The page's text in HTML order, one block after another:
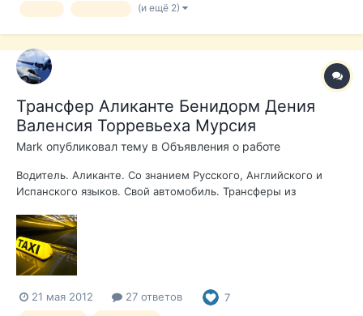
кресла (обязательно нужно указать их необходимость в
(и ещё 2)
Трансфер Аликанте Бенидорм Дения
Валенсия Торревьеха Мурсия
Mark опубликовал тему в Объявления о работе
Водитель. Аликанте. Со знанием Русского, Английского и
Испанского языков. Свой автомобиль. Трансферы из
перевозок. Марк +34 668 838 060 autocostablanca@mail.ru
21 мая 2012 27 ответов 7